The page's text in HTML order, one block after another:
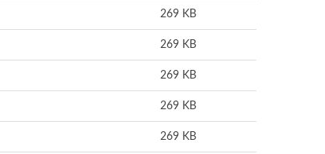
269 KB
269 KB
269 KB
269 KB
269 KB